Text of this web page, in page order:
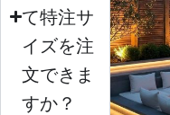
て特注サ
イズを注
文できま
すか？